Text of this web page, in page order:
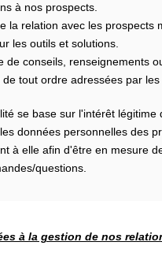
à nos prospects.
la relation avec les prospects
les outils et solutions.
de conseils, renseignements
de tout ordre adressées par les
se base sur l'intérêt légitime
données personnelles des
à elle afin d'être en mesure
questions.
à la gestion de nos